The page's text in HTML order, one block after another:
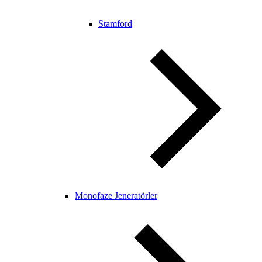
Stamford
Monofaze Jeneratörler